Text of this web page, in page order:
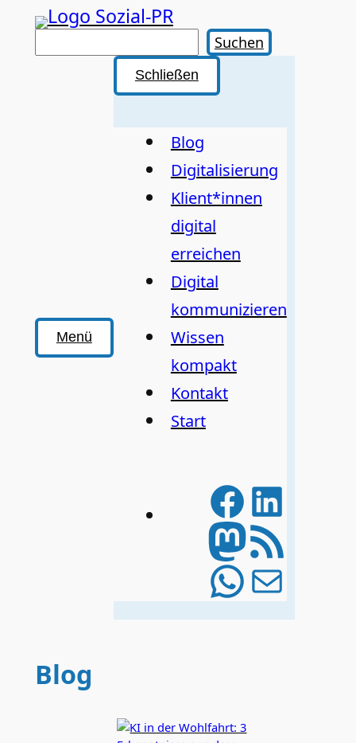
Inhalt
Suchen
Menü
Schließen
Blog
Digitalisierung
Klient*innen
digital
erreichen
Digital
kommunizieren
Wissen
kompakt
Kontakt
Start
RSS-Feed
E-Mail
Blog